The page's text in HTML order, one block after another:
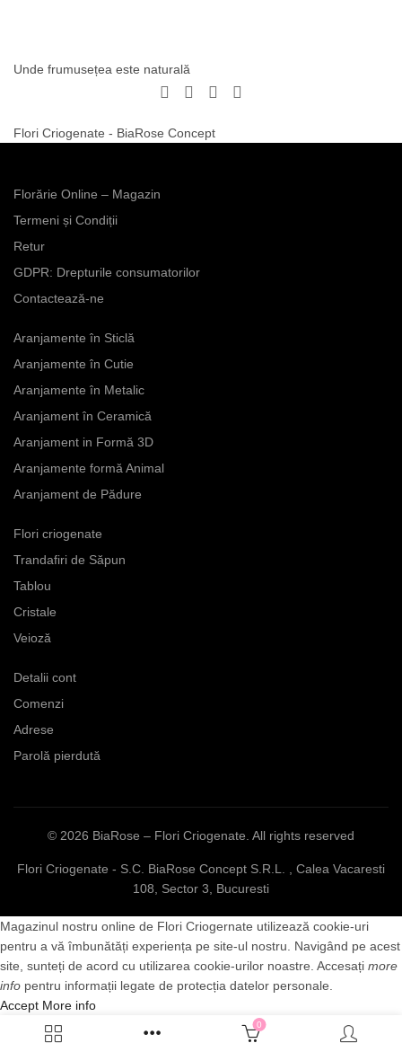
Unde frumusețea este naturală
Flori Criogenate - BiaRose Concept
Florărie Online – Magazin
Termeni și Condiții
Retur
GDPR: Drepturile consumatorilor
Contactează-ne
Aranjamente în Sticlă
Aranjamente în Cutie
Aranjamente în Metalic
Aranjament în Ceramică
Aranjament in Formă 3D
Aranjamente formă Animal
Aranjament de Pădure
Flori criogenate
Trandafiri de Săpun
Tablou
Cristale
Veioză
Detalii cont
Comenzi
Adrese
Parolă pierdută
© 2026 BiaRose – Flori Criogenate. All rights reserved
Flori Criogenate - S.C. BiaRose Concept S.R.L. , Calea Vacaresti
108, Sector 3, Bucuresti
0
Magazinul nostru online de Flori Criogernate utilizează cookie-uri
pentru a vă îmbunătăți experiența pe site-ul nostru. Navigând pe acest
site, sunteți de acord cu utilizarea cookie-urilor noastre. Accesați more
info pentru informații legate de protecția datelor personale.
Accept More info